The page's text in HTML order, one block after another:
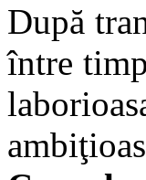
După
între